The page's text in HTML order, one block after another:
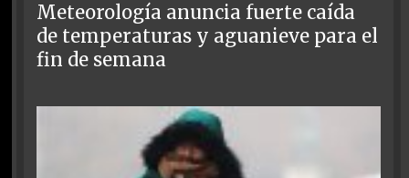
Meteorología anuncia fuerte caída
de temperaturas y aguanieve para el
fin de semana